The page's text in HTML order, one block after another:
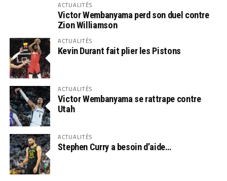
ACTUALITÉS
Victor Wembanyama perd son duel contre
Zion Williamson
ACTUALITÉS
Kevin Durant fait plier les Pistons
ACTUALITÉS
Victor Wembanyama se rattrape contre
Utah
ACTUALITÉS
Stephen Curry a besoin d’aide…